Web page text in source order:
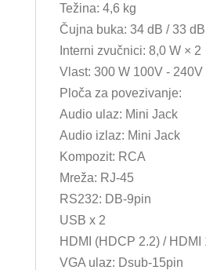
Težina: 4,6 kg
Čujna buka: 34 dB / 33
Interni zvučnici: 8,0 W × 2
Vlast: 300 W 100V - 240V
Ploča za povezivanje:
Audio ulaz: Mini Jack
Audio izlaz: Mini Jack
Kompozit: RCA
Mreža: RJ-45
RS232: DB-9pin
USB x 2
HDMI (HDCP 2.2) / HDMI
VGA ulaz: Dsub-15pin